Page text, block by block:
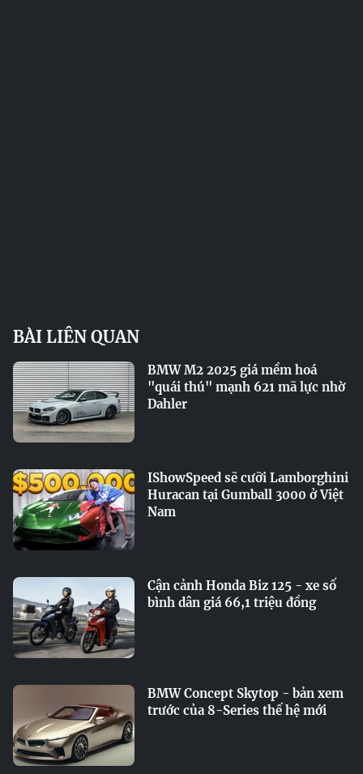
BÀI LIÊN QUAN
BMW M2 2025 giá mềm hoá
"quái thú" mạnh 621 mã lực nhờ
Dahler
IShowSpeed sẽ cưỡi Lamborghini
Huracan tại Gumball 3000 ở Việt
Nam
Cận cảnh Honda Biz 125 - xe số
bình dân giá 66,1 triệu đồng
BMW Concept Skytop - bản xem
trước của 8-Series thế hệ mới